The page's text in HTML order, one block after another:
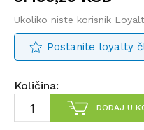
Ukoliko niste korisnik
Postanite loyalty
Količina:
DODAJ U